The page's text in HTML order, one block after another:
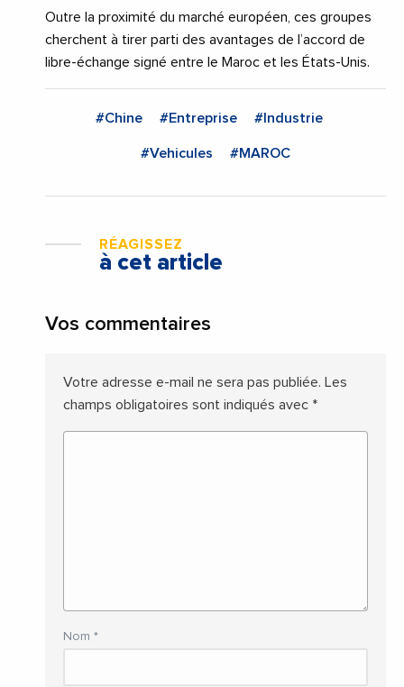
Outre la proximité du marché européen, ces groupes
cherchent à tirer parti des avantages de l’accord de
libre-échange signé entre le Maroc et les États-Unis.
#Chine #Entreprise #Industrie
#Vehicules #MAROC
RÉAGISSEZ
à cet article
Vos commentaires
Votre adresse e-mail ne sera pas publiée. Les
champs obligatoires sont indiqués avec *
Nom *